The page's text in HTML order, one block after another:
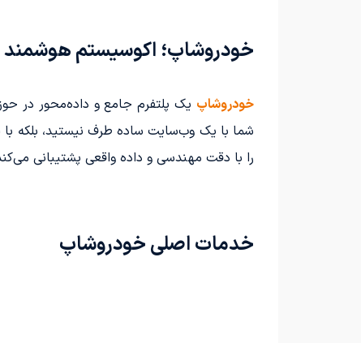
خودروشاپ؛ اکوسیستم هوشمند
خودروشاپ یک پلتفرم جامع و داده‌محور در
شما با یک وب‌سایت ساده طرف نیستید، بلکه
را با دقت مهندسی و داده واقعی پشتیبانی
خدمات اصلی خودروشاپ